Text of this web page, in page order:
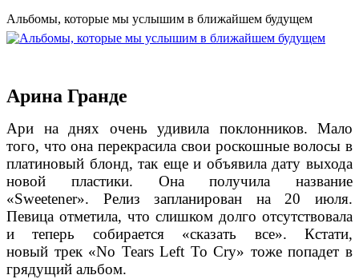
Альбомы, которые мы услышим в ближайшем будущем
Арина Гранде
Ари на днях очень удивила поклонников. Мало
того, что она перекрасила свои роскошные волосы в
платиновый блонд, так еще и объявила дату выхода
новой пластики. Она получила название
«Sweetener». Релиз запланирован на 20 июля.
Певица отметила, что слишком долго отсутствовала
и теперь собирается «сказать все». Кстати,
новый трек «No Tears Left To Cry» тоже попадет в
грядущий альбом.